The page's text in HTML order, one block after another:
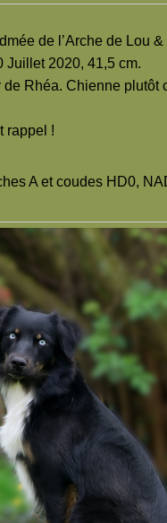
de l’Arche de Lou
Juillet 2020, 41,5 cm.
Rhéa. Chienne plutôt
rappel !
A et coudes HD0,